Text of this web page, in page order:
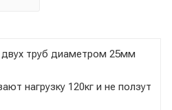
труб диаметром 25мм
нагрузку 120кг и не ползут